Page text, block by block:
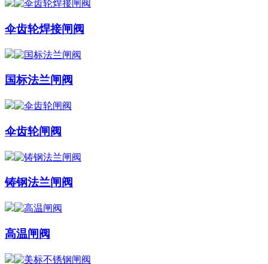
伞齿轮焊接闸阀
国标法兰闸阀
伞齿轮闸阀
铸钢法兰闸阀
高温闸阀